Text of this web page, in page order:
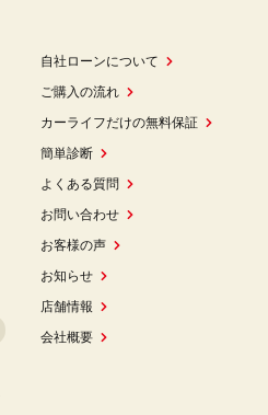
自社ローンについて
ご購入の流れ
カーライフだけの無料保証
簡単診断
よくある質問
お問い合わせ
お客様の声
お知らせ
店舗情報
会社概要